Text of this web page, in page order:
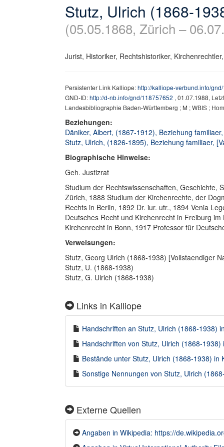
Stutz, Ulrich (1868-
(05.05.1868, Zürich –
Jurist, Historiker, Rechtshistoriker,
Persistenter Link Kalliope:http://kalliope-verbund.info/
GND-ID:http://d-nb.info/gnd/118757652 , 01.07.1988,
Landesbibliographie Baden-Württemberg ; M ; WBIS ;
Beziehungen:
Däniker, Albert, (1867-1912), Beziehung
Stutz, Ulrich, (1826-1895), Beziehung familiaer,
Biographische Hinweise:
Geh. Justizrat
Studium der Rechtswissenschaften, Geschichte,
Zürich, 1888 Studium der Kirchenrechte, der
Rechts in Berlin, 1892 Dr. iur. utr., 1894 Venia
Deutsches Recht und Kirchenrecht in Freiburg
Kirchenrecht in Bonn, 1917 Professor für
Verweisungen:
Stutz, Georg Ulrich (1868-1938) [Vollstaendiger
Stutz, U. (1868-1938)
Stutz, G. Ulrich (1868-1938)
Links in Kalliope
Handschriften an Stutz, Ulrich (1868-1938)
Handschriften von Stutz, Ulrich (1868-1938)
Bestände unter Stutz, Ulrich (1868-1938) in
Sonstige Nennungen von Stutz, Ulrich
Externe Quellen
Angaben in Wikipedia: https://